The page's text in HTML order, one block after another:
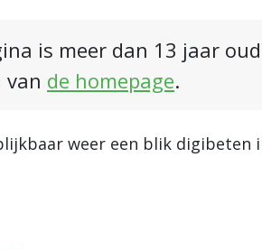
is meer dan 13 jaar
de homepage.
weer een blik digibeten